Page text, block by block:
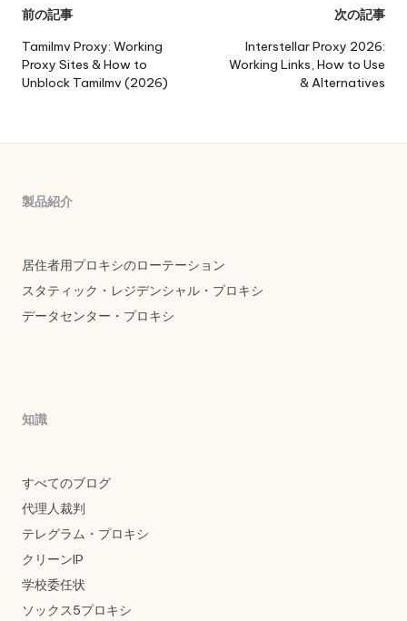
投
稿
ナ
ゲ
シ
ン
前の記事
Tamilmv Proxy: Working
Proxy Sites & How to
Unblock Tamilmv (2026)
次の記事
Interstellar Proxy 2026:
Working Links, How to Use
& Alternatives
製品紹介
居住者用プロキシのローテーション
スタティック・レジデンシャル・プロキシ
データセンター・プロキシ
知識
すべてのブログ
代理人裁判
テレグラム・プロキシ
クリーンIP
学校委任状
ソックス5プロキシ